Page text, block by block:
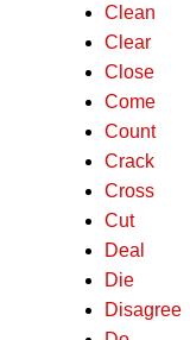
Clean
Clear
Close
Come
Count
Crack
Cross
Cut
Deal
Die
Disagree